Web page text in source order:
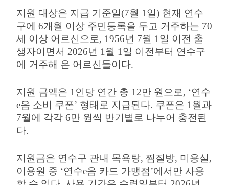
지원 대상은 지급 기준일(7월 1 일) 현재 연수
구에 6개월 이상 주민등록을 두고 거주하는 70
세 이상 어르신으로, 1956년 7월 1 일 이전 출
생자이면서 2026년 1 월 1 일 이전부터 연수구
에 거주해 온 어르신들이다.
지원 금액은 1 인당 연간 총 12만 원으로, ‘연수
e음 소비 쿠폰’ 형태로 지급된다. 쿠폰은 1 월과
7월에 각각 6만 원씩 반기별로 나누어 충전된
다.
지원금은 연수구 관내 목욕탕, 찜질방, 미용실,
이용원 중 ‘연수e음 카드 가맹점’에서만 사용